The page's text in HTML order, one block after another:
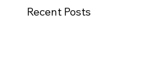
Recent Posts